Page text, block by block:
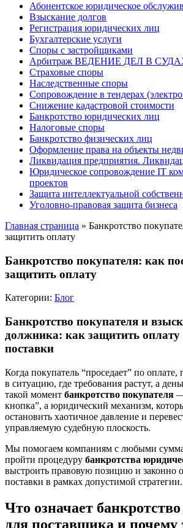
Абонентское юридическое
Взыскание долгов
Регистрация юридических лиц
Бухгалтерские услуги
Споры с застройщиками
Арбитраж ВЕДЕНИЕ ДЕЛ В
Страховые споры
Наследственные споры
Сопровождение в тендерах
Снижение кадастровой стоимости
Банкротство юридических лиц
Налоговые споры
Банкротство физических лиц
Оформление права на объекты
Ликвидация предприятия.
Юридическое сопровождение IT
проектов
Защита интеллектуальной
Уголовно-правовая защита бизнеса
Главная страница » Банкротство
защитить оплату
Банкротство покупателя: как
защитить оплату
Категории: Блог
Банкротство покупателя и
должника: как защитить
поставки
Когда покупатель “проседает” по
в ситуацию, где требования растут, а
такой момент банкротство покупателя
кнопка”, а юридический механизм,
остановить хаотичное давление и
управляемую судебную плоскость.
Мы помогаем компаниям с любыми
пройти процедуру банкротства
выстроить правовую позицию и законно
поставки в рамках допустимой стратегии.
Что означает
для поставщика и почему